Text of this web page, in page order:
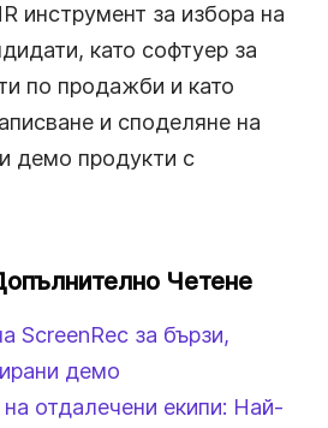
инструмент за избора на
като софтуер за
по продажби и като
и споделяне на
демо продукти с
Четене
ScreenRec за бързи,
демо
отдалечени екипи: Най-